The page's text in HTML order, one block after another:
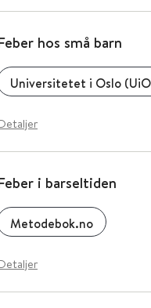
hos små barn
Universitetet i Oslo
i barseltiden
Metodebok.no